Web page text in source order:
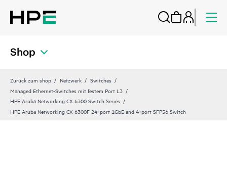
Shop
Zurück zum shop Netzwerk
Switches
Managed Ethernet-Switches mit festem Port L3
HPE Aruba Networking CX 6300 Switch Series
HPE Aruba Networking CX 6300F 24‑port 1GbE and 4‑port SFP56 Switch